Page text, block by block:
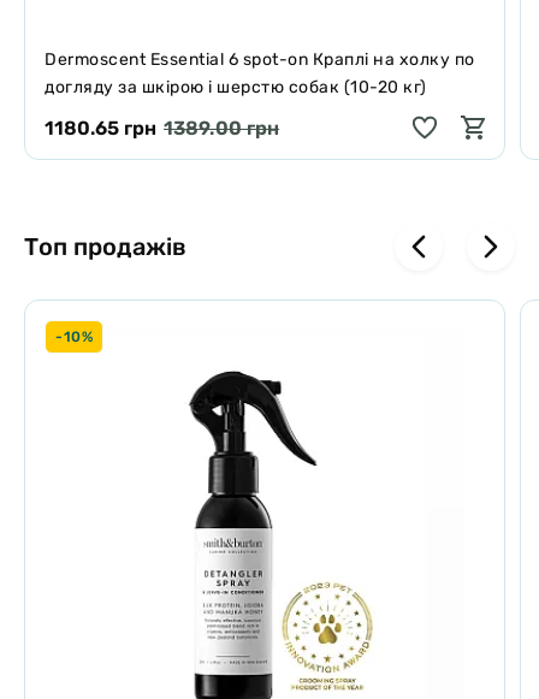
Dermoscent Essential 6 spot-on Краплі на холку по
догляду за шкірою і шерстю собак (10-20 кг)
1180.65 грн 1389.00 грн
Топ продажів
-10%